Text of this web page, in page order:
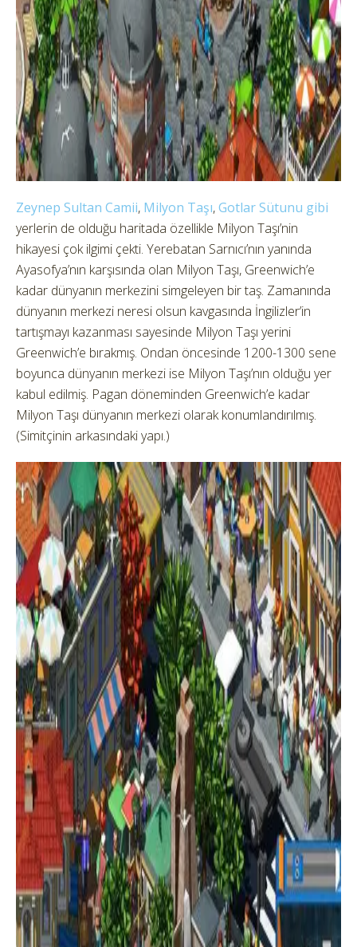
Zeynep Sultan Camii, Milyon Taşı,Gotlar Sütunu gibi
yerlerin de olduğu haritada özellikle Milyon Taşı’nin
hikayesi çok ilgimi çekti. Yerebatan Sarnıcı’nın yanında
Ayasofya’nın karşısında olan Milyon Taşı, Greenwich’e
kadar dünyanın merkezini simgeleyen bir taş. Zamanında
dünyanın merkezi neresi olsun kavgasında İngilizler’in
tartışmayı kazanması sayesinde Milyon Taşı yerini
Greenwich’e bırakmış. Ondan öncesinde 1200-1300 sene
boyunca dünyanın merkezi ise Milyon Taşı’nın olduğu yer
kabul edilmiş. Pagan döneminden Greenwich’e kadar
Milyon Taşı dünyanın merkezi olarak konumlandırılmış.
(Simitçinin arkasındaki yapı.)